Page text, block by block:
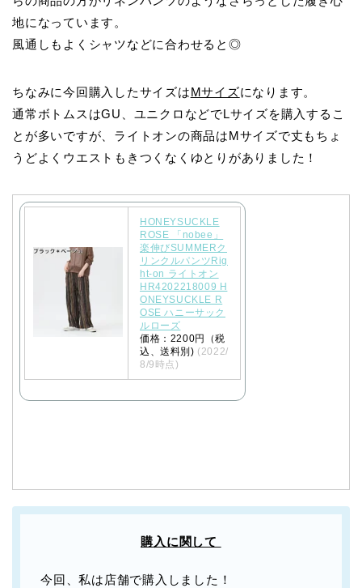
地になっています。
風通しもよくシャツなどに合わせると◎
ちなみに今回購入したサイズはMサイズになります。
通常ボトムスはGU、ユニクロなどでLサイズを購入するこ
とが多いですが、ライトオンの商品はMサイズで丈もちょ
うどよくウエストもきつくなくゆとりがありました！
HONEYSUCKLE
ROSE 「nobee」
楽伸びSUMMERク
リンクルパンツRig
ht-on ライトオン
HR4202218009 H
ONEYSUCKLE R
OSE ハニーサック
ルローズ
価格：2200円（税
込、送料別) (2022/
8/9時点)
購入に関して
今回、私は店舗で購入しました！